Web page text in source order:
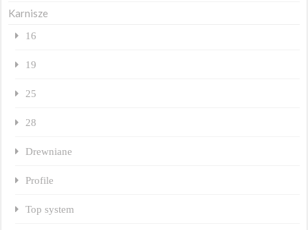
Karnisze
16
19
25
28
Drewniane
Profile
Top system